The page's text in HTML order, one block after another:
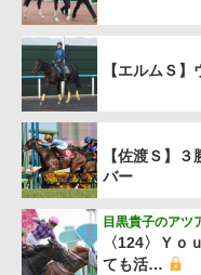
【エルムＳ
【佐渡Ｓ】
バー
〈124〉Ｙｏ
ても活…
目黒貴子のアツ